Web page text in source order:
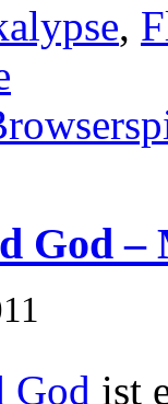
,
God
God ist